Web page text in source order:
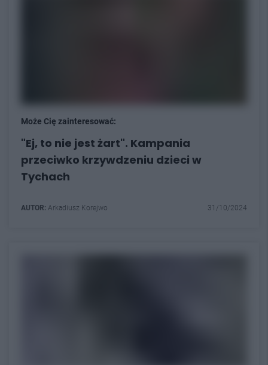
Może Cię zainteresować:
"Ej, to nie jest żart". Kampania
przeciwko krzywdzeniu dzieci w
Tychach
AUTOR: Arkadiusz Korejwo 31/10/2024